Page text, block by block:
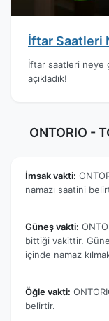
İftar Saatleri
İftar saatleri neye
açıkladık!
ONTORIO -
İmsak vakti:
namazı saatini
Güneş vakti:
bittiği vakittir.
içinde namaz
Öğle vakti:
belirtir.